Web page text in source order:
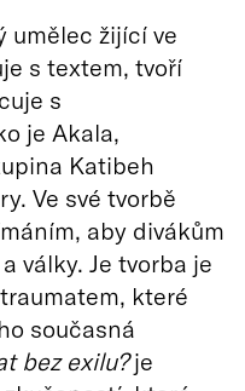
umělec žijící ve
s textem, tvoří
s
je Akala,
Katibeh
Ve své tvorbě
aby divákům
války. Je tvorba je
které
současná
bez exilu?je